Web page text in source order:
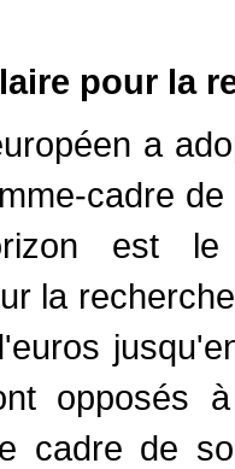
pour la
a
cadre
est le
la
opposés
cadre de